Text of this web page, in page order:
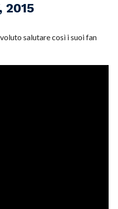
2015
salutare così i suoi fan